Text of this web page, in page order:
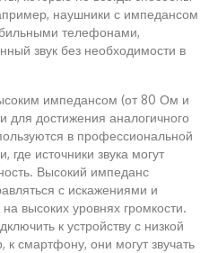
наушники с импедансом
телефонами,
звук без необходимости в
импедансом (от 80 Ом и
достижения аналогичного
в профессиональной
где источники звука могут
Высокий импеданс
с искажениями и
высоких уровнях громкости.
к устройству с низкой
смартфону, они могут звучать